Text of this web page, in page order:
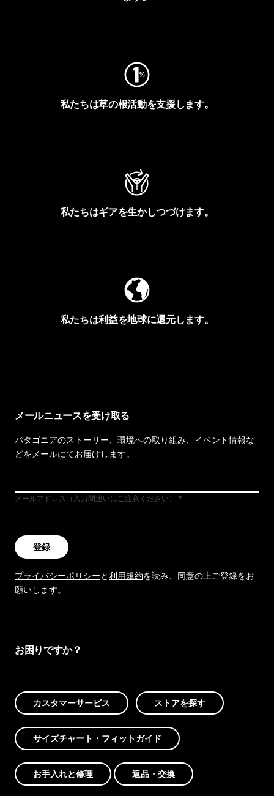
私たちは草の根活動を支援します。
私たちはギアを生かしつづけます。
私たちは利益を地球に還元します。
メールニュースを受け取る
パタゴニアのストーリー、環境への取り組み、イベント情報な
どをメールにてお届けします。
メールアドレス（入力間違いにご注意ください）
登録
プライバシーポリシーと利用規約を読み、同意の上ご登録をお
願いします。
お困りですか？
カスタマーサービス ストアを探す
サイズチャート・フィットガイド
お手入れと修理 返品・交換